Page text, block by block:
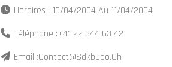
Horaires : 10/04/2004 Au 11/04/2004
Téléphone :+41 22 344 63 42
Email :Contact@sdkbudo.ch